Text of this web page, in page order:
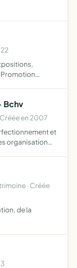
Bchv
Créée en 2007
et
organisation
· Créée
de la